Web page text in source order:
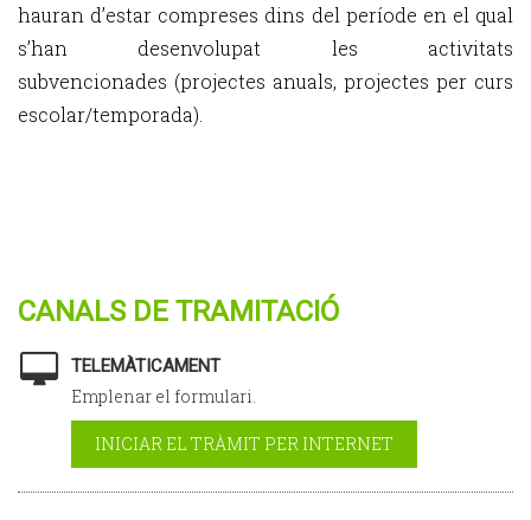
hauran d’estar compreses dins del període en el qual
s’han desenvolupat les activitats
subvencionades (projectes anuals, projectes per curs
escolar/temporada).
CANALS DE TRAMITACIÓ
TELEMÀTICAMENT
Emplenar el formulari.
INICIAR EL TRÀMIT PER INTERNET